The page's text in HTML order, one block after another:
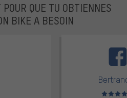
QUE TU OBTIENNES
BIKE A BESOIN
5 sur 5 Note